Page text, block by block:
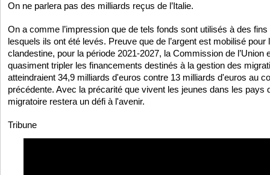
On ne parlera pas des milliards reçus de l’Italie.
On a comme l’impression que de tels fonds sont utilisés à des
lesquels ils ont été levés. Preuve que de l’argent est mobilisé pour
clandestine, pour la période 2021-2027, la Commission de l’Union
quasiment tripler les financements destinés à la gestion des
atteindraient 34,9 milliards d'euros contre 13 milliards d'euros au
précédente. Avec la précarité que vivent les jeunes dans les pays
migratoire restera un défi à l'avenir.
Tribune